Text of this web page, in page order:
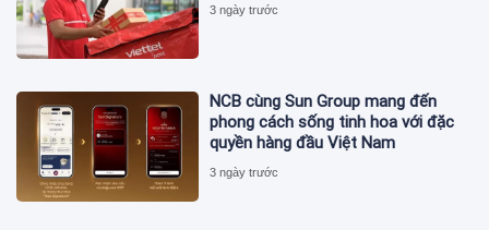
3 ngày trước
NCB cùng Sun Group mang đến
phong cách sống tinh hoa với đặc
quyền hàng đầu Việt Nam
3 ngày trước